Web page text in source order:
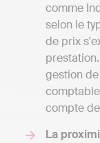
comme
selon le
de prix
gestion
compte
La